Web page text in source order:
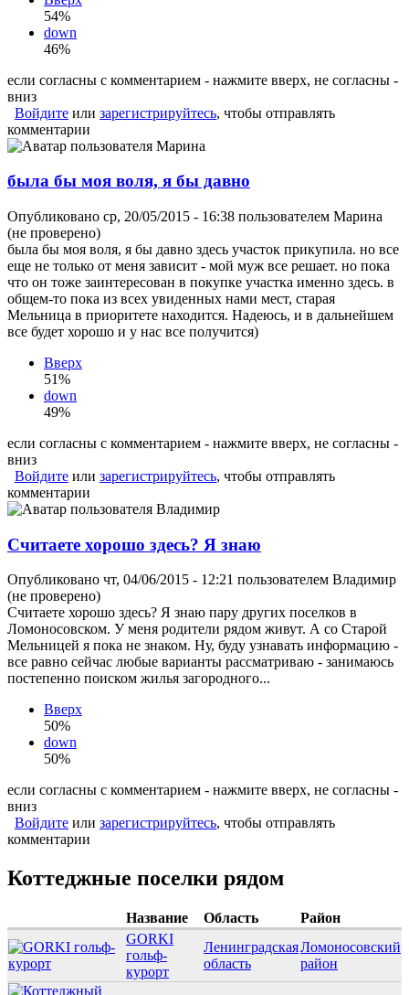
54%
down
46%
если согласны с комментарием - нажмите вверх, не согласны -
вниз
Войдите или зарегистрируйтесь, чтобы отправлять
комментарии
была бы моя воля, я бы давно
Опубликовано ср, 20/05/2015 - 16:38 пользователем Марина
(не проверено)
была бы моя воля, я бы давно здесь участок прикупила. но все
еще не только от меня зависит - мой муж все решает. но пока
что он тоже заинтересован в покупке участка именно здесь. в
общем-то пока из всех увиденных нами мест, старая
Мельница в приоритете находится. Надеюсь, и в дальнейшем
все будет хорошо и у нас все получится)
Вверх
51%
down
49%
если согласны с комментарием - нажмите вверх, не согласны -
вниз
Войдите или зарегистрируйтесь, чтобы отправлять
комментарии
Считаете хорошо здесь? Я знаю
Опубликовано чт, 04/06/2015 - 12:21 пользователем Владимир
(не проверено)
Считаете хорошо здесь? Я знаю пару других поселков в
Ломоносовском. У меня родители рядом живут. А со Старой
Мельницей я пока не знаком. Ну, буду узнавать информацию -
все равно сейчас любые варианты рассматриваю - занимаюсь
постепенно поиском жилья загородного...
Вверх
50%
down
50%
если согласны с комментарием - нажмите вверх, не согласны -
вниз
Войдите или зарегистрируйтесь, чтобы отправлять
комментарии
Коттеджные поселки рядом
Название Область
Район
GORKI
гольф-
курорт
Ленинградская
область
Ломоносовский
район